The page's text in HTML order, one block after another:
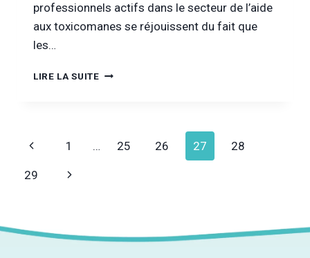
professionnels actifs dans le secteur de l’aide
aux toxicomanes se réjouissent du fait que
les…
LIRE LA SUITEDÉCLARATION
INTÉGRÉE
Navigation
de
Page
précédente
1 … 25 26 27 28
29
Page